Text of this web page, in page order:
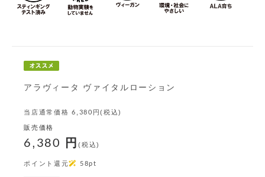
アラヴィータ ヴァイタルローション
当店通常価格 6,380 円(税込)
販売価格
6,380 円(税込)
ポイント還元 58pt